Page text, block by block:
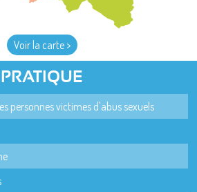
Voir la carte >
PRATIQUE
personnes victimes d'abus sexuels